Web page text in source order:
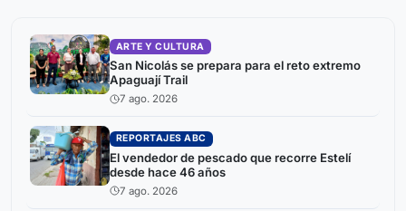
ARTE Y CULTURA
San Nicolás se prepara para el reto extremo
Apaguají Trail
7 ago. 2026
REPORTAJES ABC
El vendedor de pescado que recorre Estelí
desde hace 46 años
7 ago. 2026